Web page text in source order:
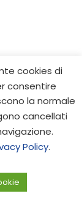
- FESR e FSE,
2021 IDEHA.
Barone,
e Content
cookies di
consentire
la normale
cancellati
Policy.